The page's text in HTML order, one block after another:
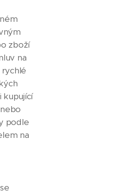
zboží
na
kupující
podle
na